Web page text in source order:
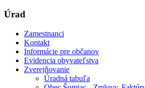
Úrad
Zamestnanci
Kontakt
Informácie pre občanov
Evidencia obyvateľstva
Zverejňovanie
Úradná tabuľa